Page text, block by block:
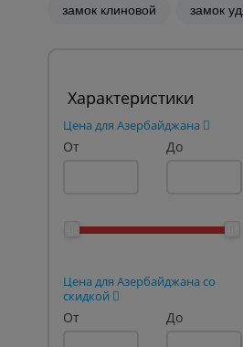
Вышки-
Сетка,
Фанера
Опалубка
замок клиновой замок
Характеристики
Цена для Азербайджана
От До
Цена для Азербайджана со
скидкой
От До